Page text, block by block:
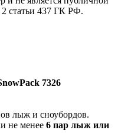
2 статьи 437 ГК РФ.
7326
лыж и сноубордов.
не менее 6 пар лыж или